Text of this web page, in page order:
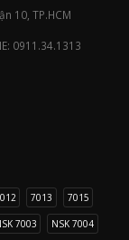
10, TP.HCM
0911.34.1313
7013 7015
7003 NSK 7004